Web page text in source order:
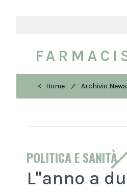
< Home / Archivio News
POLITICA E SANITÀ
L''anno a